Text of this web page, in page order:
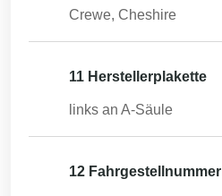
Crewe, Cheshire
11 Herstellerplakette
links an A-Säule
12 Fahrgestellnummer